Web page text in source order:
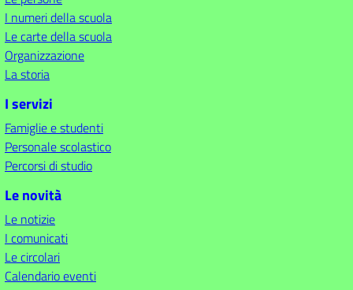
I numeri della scuola
Le carte della scuola
Organizzazione
La storia
I servizi
Famiglie e studenti
Personale scolastico
Percorsi di studio
Le novità
Le notizie
I comunicati
Le circolari
Calendario eventi